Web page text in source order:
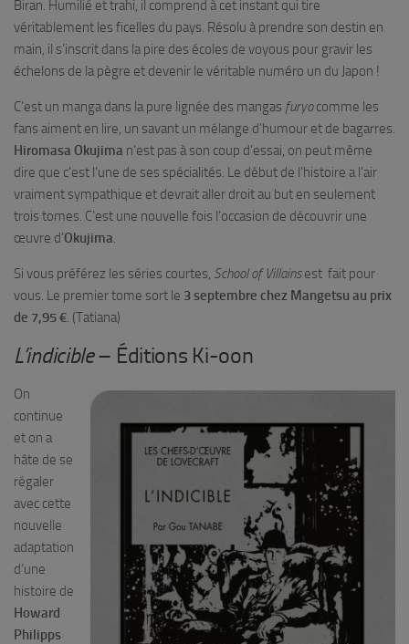
Biran. Humilié et trahi, il comprend à cet instant qui tire
véritablement les ficelles du pays. Résolu à prendre son destin en
main, il s’inscrit dans la pire des écoles de voyous pour gravir les
échelons de la pègre et devenir le véritable numéro un du Japon !
C’est un manga dans la pure lignée des mangas furyocomme les
fans aiment en lire, un savant un mélange d’humour et de bagarres.
Hiromasa Okujima n’est pas à son coup d’essai, on peut même
dire que c’est l’une de ses spécialités. Le début de l’histoire a l’air
vraiment sympathique et devrait aller droit au but en seulement
trois tomes. C’est une nouvelle fois l’occasion de découvrir une
œuvre d’Okujima.
Si vous préférez les séries courtes, School of Villains est fait pour
vous. Le premier tome sort le 3 septembre chez Mangetsu au prix
de 7,95 €. (Tatiana)
L’indicible– Éditions Ki-oon
On
continue
et on a
hâte de se
régaler
avec cette
nouvelle
adaptation
d’une
histoire de
Howard
Philipps